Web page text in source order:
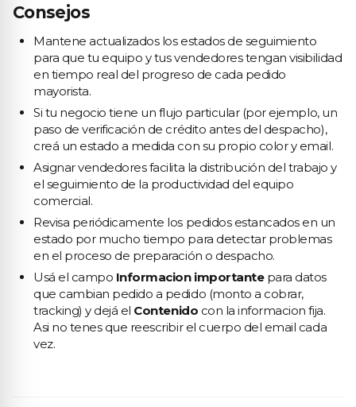
Consejos
Mantene actualizados los estados de seguimiento
para que tu equipo y tus vendedores tengan visibilidad
en tiempo real del progreso de cada pedido
mayorista.
Si tu negocio tiene un flujo particular (por ejemplo, un
paso de verificación de crédito antes del despacho),
creá un estado a medida con su propio color y email.
Asignar vendedores facilita la distribución del trabajo y
el seguimiento de la productividad del equipo
comercial.
Revisa periódicamente los pedidos estancados en un
estado por mucho tiempo para detectar problemas
en el proceso de preparación o despacho.
Usá el campo Informacion importantepara datos
que cambian pedido a pedido (monto a cobrar,
tracking) y dejá el Contenido con la informacion fija.
Asi no tenes que reescribir el cuerpo del email cada
vez.